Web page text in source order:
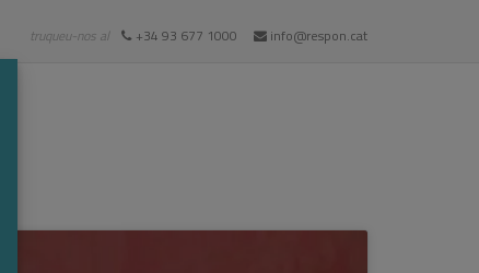
truqueu-nos al +34 93 677 1000 info@respon.cat